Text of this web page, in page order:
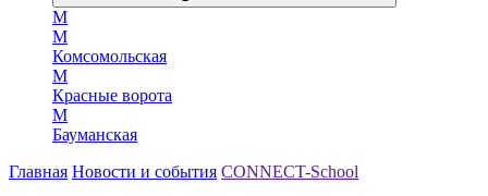
М
М
Комсомольская
М
Красные ворота
М
Бауманская
Главная Новости и события CONNECT-School